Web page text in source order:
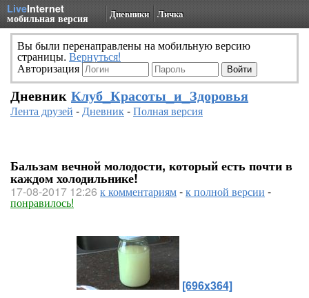
LiveInternet
мобильная версия Дневники Личка
Вы были перенаправлены на мобильную версию
страницы. Вернуться!
Авторизация
Дневник Клуб_Красоты_и_Здоровья
Лента друзей -Дневник-Полная версия
Бальзам вечной молодости, который есть почти в
каждом холодильнике!
17-08-2017 12:26 к комментариям-к полной версии -
понравилось!
[696x364]